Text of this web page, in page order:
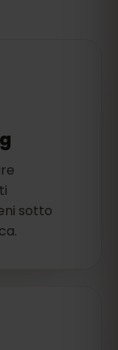
sotto